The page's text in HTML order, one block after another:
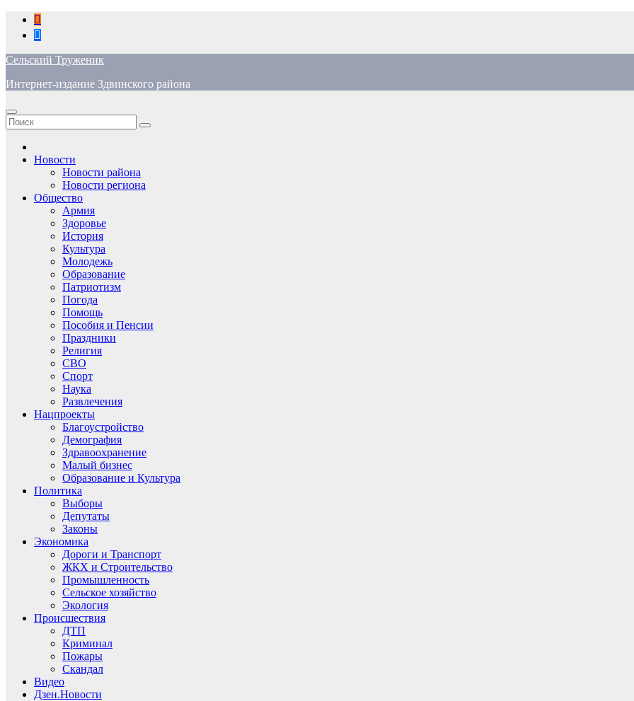
Перейти
содержимому
Сельский Труженик
Интернет-издание Здвинского района
Новости
Новости района
Новости региона
Общество
Армия
Здоровье
История
Культура
Молодежь
Образование
Патриотизм
Погода
Помощь
Пособия и Пенсии
Праздники
Религия
СВО
Спорт
Наука
Развлечения
Нацпроекты
Благоустройство
Демография
Здравоохранение
Малый бизнес
Образование и Культура
Политика
Выборы
Депутаты
Законы
Экономика
Дороги и Транспорт
ЖКХ и Строительство
Промышленность
Сельское хозяйство
Экология
Происшествия
ДТП
Криминал
Пожары
Скандал
Видео
Дзен.Новости